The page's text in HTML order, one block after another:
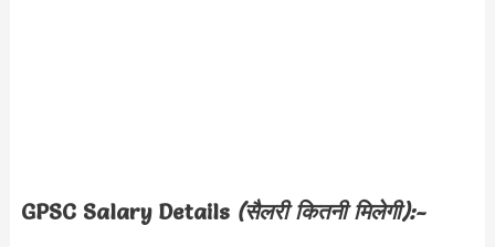
GPSC Salary Details (सैलरी कितनी मिलेगी):-